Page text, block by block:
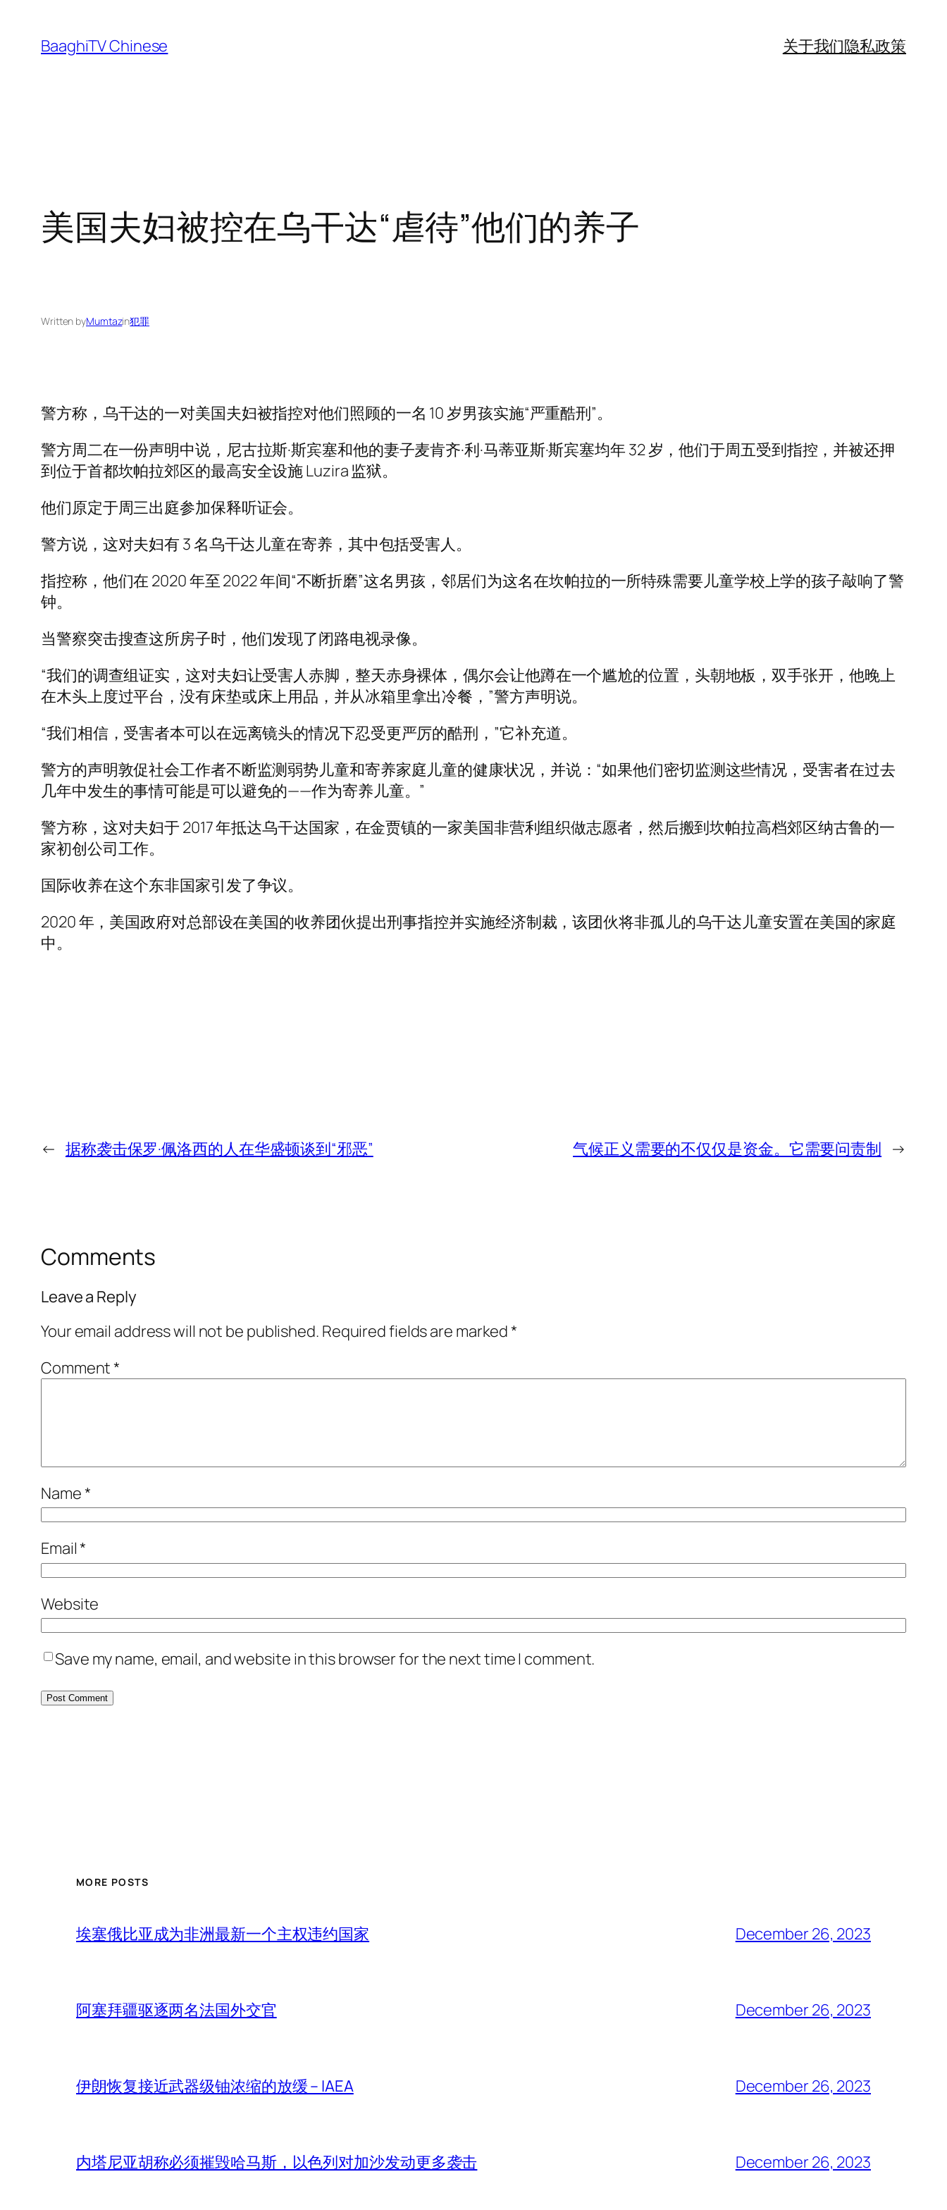
content
BaaghiTV Chinese 关于我们隐私政策
美国夫妇被控在乌干达“虐待”他们的养子
Written byMumtazin犯罪
警方称，乌干达的一对美国夫妇被指控对他们照顾的一名 10 岁男孩实施“严重酷刑”。
警方周二在一份声明中说，尼古拉斯·斯宾塞和他的妻子麦肯齐·利·马蒂亚斯·斯宾塞均年 32 岁，他们于周五受到指控，并被还押
到位于首都坎帕拉郊区的最高安全设施 Luzira 监狱。
他们原定于周三出庭参加保释听证会。
警方说，这对夫妇有 3 名乌干达儿童在寄养，其中包括受害人。
指控称，他们在 2020 年至 2022 年间“不断折磨”这名男孩，邻居们为这名在坎帕拉的一所特殊需要儿童学校上学的孩子敲响了警
钟。
当警察突击搜查这所房子时，他们发现了闭路电视录像。
“我们的调查组证实，这对夫妇让受害人赤脚，整天赤身裸体，偶尔会让他蹲在一个尴尬的位置，头朝地板，双手张开，他晚上
在木头上度过平台，没有床垫或床上用品，并从冰箱里拿出冷餐，”警方声明说。
“我们相信，受害者本可以在远离镜头的情况下忍受更严厉的酷刑，”它补充道。
警方的声明敦促社会工作者不断监测弱势儿童和寄养家庭儿童的健康状况，并说：“如果他们密切监测这些情况，受害者在过去
几年中发生的事情可能是可以避免的——作为寄养儿童。”
警方称，这对夫妇于 2017 年抵达乌干达国家，在金贾镇的一家美国非营利组织做志愿者，然后搬到坎帕拉高档郊区纳古鲁的一
家初创公司工作。
国际收养在这个东非国家引发了争议。
2020 年，美国政府对总部设在美国的收养团伙提出刑事指控并实施经济制裁，该团伙将非孤儿的乌干达儿童安置在美国的家庭
中。
← 据称袭击保罗·佩洛西的人在华盛顿谈到“邪恶” 气候正义需要的不仅仅是资金。它需要问责制 →
Comments
Leave a Reply
Your email address will not be published. Required fields are marked*
Comment*
Name*
Email*
Website
Save my name, email, and website in this browser for the next time I comment.
MORE POSTS
埃塞俄比亚成为非洲最新一个主权违约国家 December 26, 2023
阿塞拜疆驱逐两名法国外交官 December 26, 2023
伊朗恢复接近武器级铀浓缩的放缓 – IAEA December 26, 2023
内塔尼亚胡称必须摧毁哈马斯，以色列对加沙发动更多袭击 December 26, 2023